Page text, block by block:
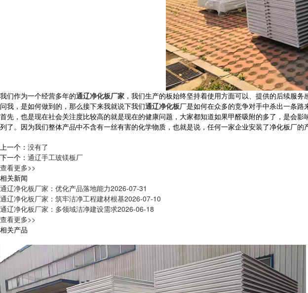
我们作为一个经营多年的通辽净化板厂家 ，我们生产的板始终坚持着使用方面可以、提供的后续服
问我，是如何做到的，那么接下来我就说下我们通辽净化板厂是如何在众多的竞争对手中杀出一条路
首先，也是现在社会关注度比较高的就是现在的健康问题，大家都知道如果甲醛吸附的多了，是会
列了。因为我们整体产品中不含有一丝有害的化学物质，也就是说，任何一家企业安装了净化板厂
上一个： 没有了
下一个： 通辽手工玻镁板厂
查看更多>>
相关新闻
通辽净化板厂家：优化产品落地能力2026-07-31
通辽净化板厂家：筑牢洁净工程建材根基2026-07-10
通辽净化板厂家：多领域洁净建设需求2026-06-18
查看更多>>
相关产品